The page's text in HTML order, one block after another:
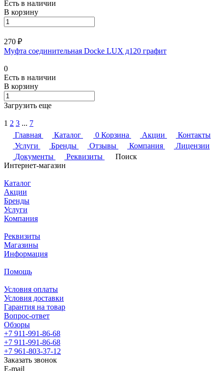
Есть в наличии
В корзину
270 ₽
Муфта соединительная Docke LUX д120 графит
0
Есть в наличии
В корзину
Загрузить еще
1 2 3 ... 7
Главная
Каталог 0 Корзина Акции
Контакты
Услуги
Бренды Отзывы Компания
Лицензии
Документы
Реквизиты
Поиск
Интернет-магазин
Каталог
Акции
Бренды
Услуги
Компания
Реквизиты
Магазины
Информация
Помощь
Условия оплаты
Условия доставки
Гарантия на товар
Вопрос-ответ
Обзоры
+7 911-991-86-68
+7 911-991-86-68
+7 961-803-37-12
Заказать звонок
E-mail